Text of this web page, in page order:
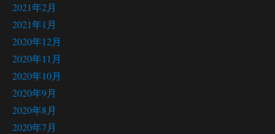
2021年2月
2021年1月
2020年12月
2020年11月
2020年10月
2020年9月
2020年8月
2020年7月